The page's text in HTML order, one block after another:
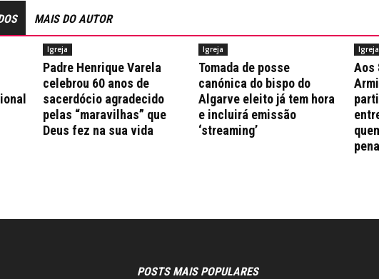
MAIS DO AUTOR
Igreja
Padre Henrique Varela
celebrou 60 anos de
sacerdócio agradecido
pelas “maravilhas” que
Deus fez na sua vida
Igreja
Tomada de posse
canónica do bispo do
Algarve eleito já tem hora
e incluirá emissão
‘streaming’
Igreja
Aos
POSTS MAIS POPULARES